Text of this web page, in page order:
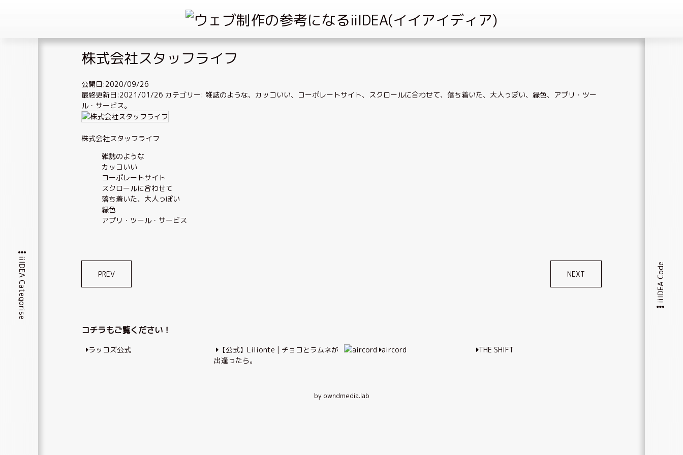
Skip
to
content
iiIDEA Categorise iiIDEA Code
株式会社スタッフライフ
公開日:2020/09/26
最終更新日:2021/01/26 カテゴリー: 雑誌のような、 カッコいい、 コーポレートサイト、 スクロールに合わせて、 落ち着いた、大人っぽい、 緑色、
アプリ・ツー
ル・サービス。
株式会社スタッフライフ
雑誌のような
カッコいい
コーポレートサイト
スクロールに合わせて
落ち着いた、大人っぽい
緑色
アプリ・ツール・サービス
稿
ー
PREV NEXT
コチラもご覧ください！
ラッコズ公式
【公式】Lilionte | チョコとラムネが
出逢ったら。
aircord THE SHIFT
by owndmedia.lab